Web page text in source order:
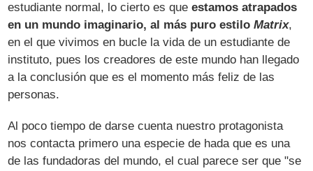
estudiante normal, lo cierto es queestamos atrapados
en un mundo imaginario, al más puro estiloMatrix,
en el que vivimos en bucle la vida de un estudiante de
instituto, pues los creadores de este mundo han llegado
a la conclusión que es el momento más feliz de las
personas.
Al poco tiempo de darse cuenta nuestro protagonista
nos contacta primero una especie de hada que es una
de las fundadoras del mundo, el cual parece ser que "se